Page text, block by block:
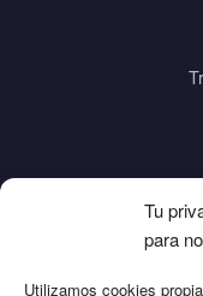
Tu
para
Utilizamos cookies